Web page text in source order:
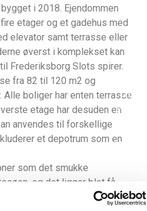
i 2018. Ejendommen
etager og et gadehus med
elevator samt terrasse eller
øverst i komplekset kan
Frederiksborg Slots spirer.
fra 82 til 120 m2 og
boliger har enten terrasse
etage har desuden en
anvendes til forskellige
et depotrum som en
som det smukke
og det ligger blot få
Du kan også tage en
2018
Ja